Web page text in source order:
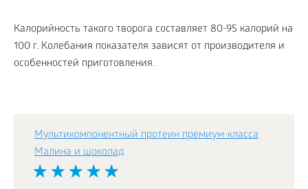
Калорийность такого творога составляет 80-95 калорий на
100 г. Колебания показателя зависят от производителя и
особенностей приготовления.
Мультикомпонентный протеин премиум-класса
Малина и шоколад